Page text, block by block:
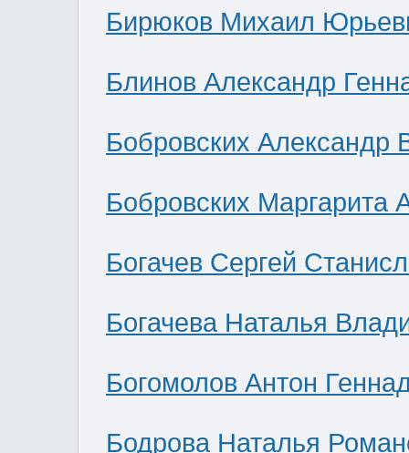
Бирюков Михаил
Блинов Александр
Бобровских Александр
Бобровских Маргарита
Богачев Сергей
Богачева Наталья
Богомолов Антон
Бодрова Наталья